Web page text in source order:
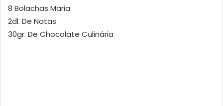
8 Bolachas Maria
2dl. De Natas
30gr. De Chocolate Culinária